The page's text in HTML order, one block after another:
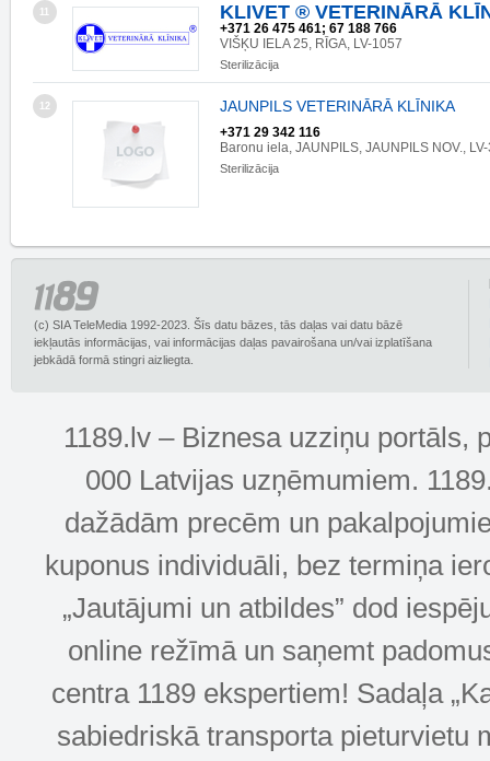
11 KLIVET ® VETERINĀRĀ
+371 26 475 461; 67 188 766
VIŠĶU IELA 25, RĪGA, LV-1057
Sterilizācija
12 JAUNPILS VETERINĀRĀ KLĪNIKA
+371 29 342 116
Baronu iela, JAUNPILS, JAUNPILS NOV.,
Sterilizācija
(c) SIA TeleMedia 1992-2023. Šīs datu bāzes, tās daļas vai datu bāzē
iekļautās informācijas, vai informācijas daļas pavairošana un/vai izplatīšana
jebkādā formā stingri aizliegta.
1189.lv – Biznesa uzziņu portāls,
000 Latvijas uzņēmumiem.
dažādām precēm un
kuponus individuāli, bez termiņa
„Jautājumi un atbildes” dod
online režīmā un saņemt
centra 1189 ekspertiem! Sadaļa
sabiedriskā transporta pieturvietu